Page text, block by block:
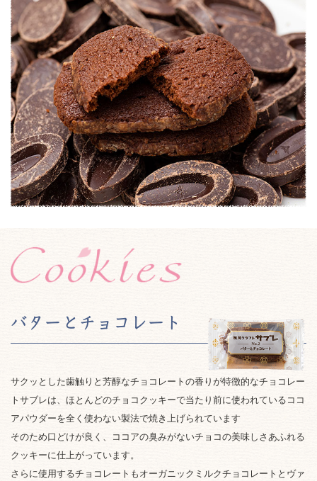
バターとチョコレート
サクッとした歯触りと芳醇なチョコレートの香りが特徴的なチョコレー
トサブレは、ほとんどのチョコクッキーで当たり前に使われているココ
アパウダーを全く使わない製法で焼き上げられています
そのため口どけが良く、ココアの臭みがないチョコの美味しさあふれる
クッキーに仕上がっています。
さらに使用するチョコレートもオーガニックミルクチョコレートとヴァ